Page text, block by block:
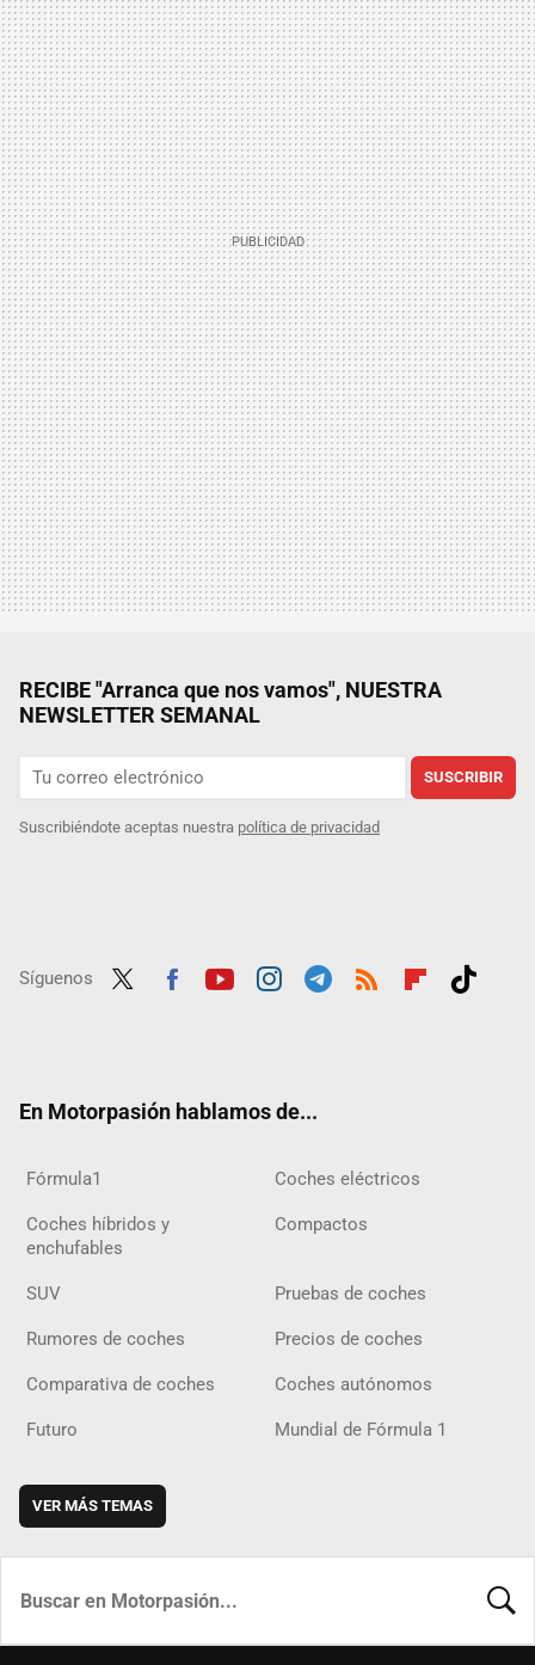
RECIBE "Arranca que nos vamos", NUESTRA
NEWSLETTER SEMANAL
SUSCRIBIR
Suscribiéndote aceptas nuestra política de privacidad
Síguenos
En Motorpasión hablamos de...
Fórmula1 Coches eléctricos
Coches híbridos y
enchufables
Compactos
SUV Pruebas de coches
Rumores de coches Precios de coches
Comparativa de coches Coches autónomos
Futuro Mundial de Fórmula 1
VER MÁS TEMAS